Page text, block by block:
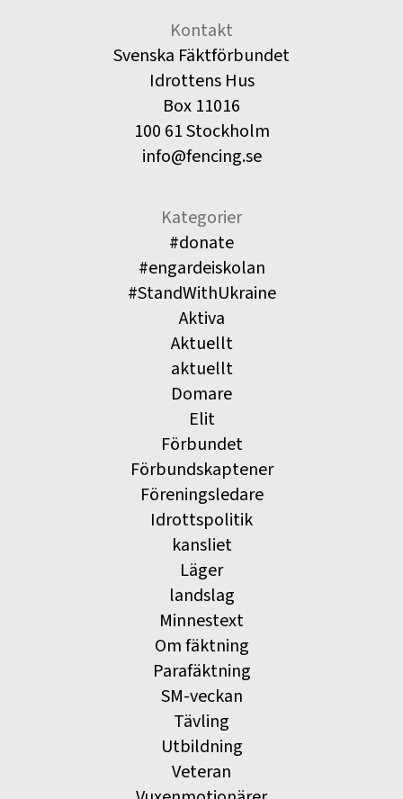
Kontakt
Svenska Fäktförbundet
Idrottens Hus
Box 11016
100 61 Stockholm
info@fencing.se
Kategorier
#donate
#engardeiskolan
#StandWithUkraine
Aktiva
Aktuellt
aktuellt
Domare
Elit
Förbundet
Förbundskaptener
Föreningsledare
Idrottspolitik
kansliet
Läger
landslag
Minnestext
Om fäktning
Parafäktning
SM-veckan
Tävling
Utbildning
Veteran